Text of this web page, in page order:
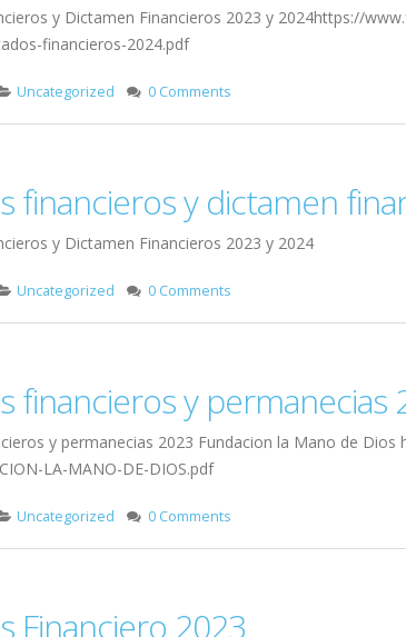
y Dictamen Financieros 2023 y 2024https://
financieros-2024.pdf
Uncategorized 0 Comments
financieros y dictamen
y Dictamen Financieros 2023 y 2024
Uncategorized 0 Comments
financieros y
y permanecias 2023 Fundacion la Mano de
LA-MANO-DE-DIOS.pdf
Uncategorized 0 Comments
Financiero 2023